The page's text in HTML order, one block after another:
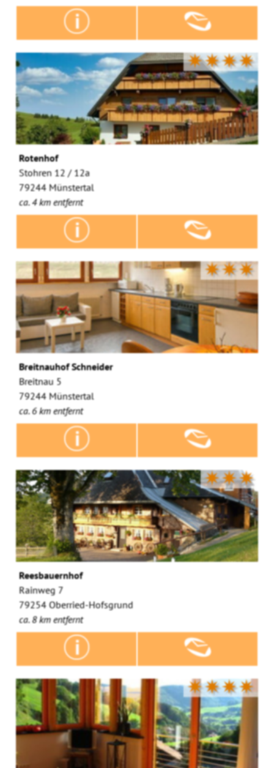
✷✷✷✷
Rotenhof
Stohren 12 / 12a
79244 Münstertal
ca. 4 km entfernt
✷✷✷
Breitnauhof Schneider
Breitnau 5
79244 Münstertal
ca. 6 km entfernt
✷✷✷
Reesbauernhof
Rainweg 7
79254 Oberried-Hofsgrund
ca. 8 km entfernt
✷✷✷✷